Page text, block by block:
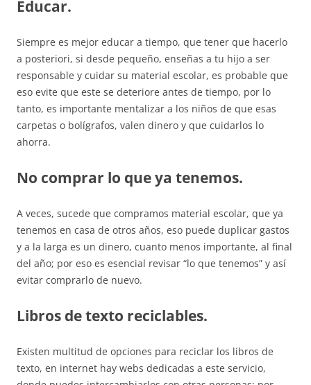
Educar.
Siempre es mejor educar a tiempo, que tener que hacerlo
a posteriori, si desde pequeño, enseñas a tu hijo a ser
responsable y cuidar su material escolar, es probable que
eso evite que este se deteriore antes de tiempo, por lo
tanto, es importante mentalizar a los niños de que esas
carpetas o bolígrafos, valen dinero y que cuidarlos lo
ahorra.
No comprar lo que ya tenemos.
A veces, sucede que compramos material escolar, que ya
tenemos en casa de otros años, eso puede duplicar gastos
y a la larga es un dinero, cuanto menos importante, al final
del año; por eso es esencial revisar “lo que tenemos” y así
evitar comprarlo de nuevo.
Libros de texto reciclables.
Existen multitud de opciones para reciclar los libros de
texto, en internet hay webs dedicadas a este servicio,